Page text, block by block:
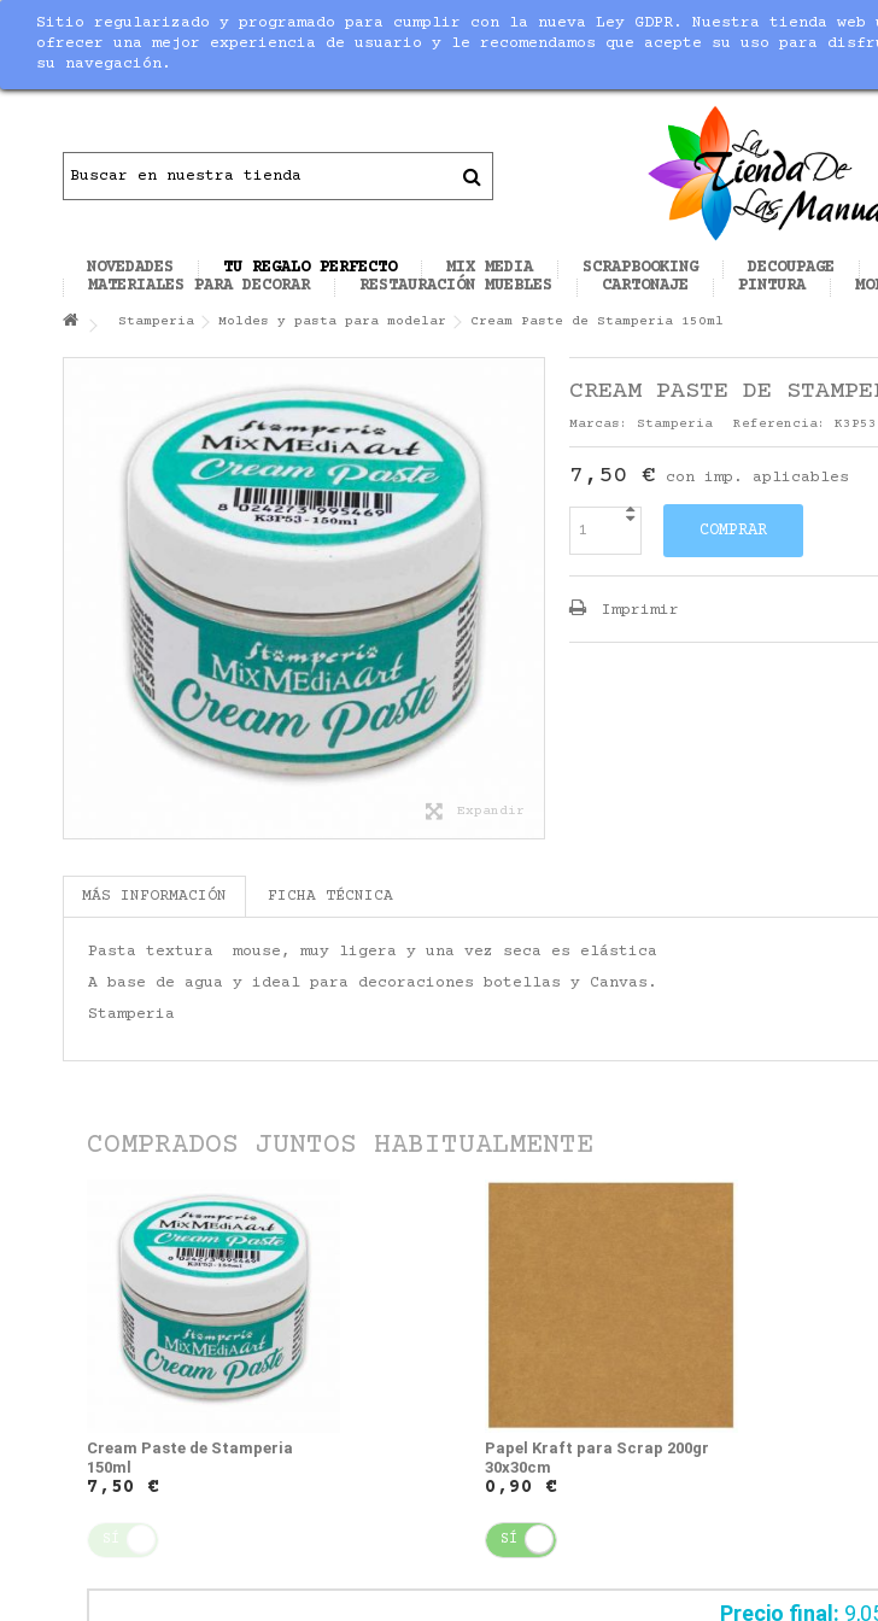
Notice : Undefined index: max_amount in/home/nuevaltm/public_html/modules/sequracheckout/
Sitio regularizado y programado para cumplir con la nueva Ley GDPR. Nuestra tienda
ofrecer una mejor experiencia de usuario y le recomendamos que acepte su uso para
su navegación.
Contacto
NOVEDADES TU REGALO PERFECTO MIX MEDIA SCRAPBOOKING DECOUPAGE
MATERIALES PARA DECORAR
RESTAURACIÓN MUEBLES CARTONAJE PINTURA
Stamperia Moldes y pasta para modelar Cream Paste de Stamperia 150ml
Expandir
CREAM PASTE DE
Marcas: Stamperia Referencia: K3P53
7,50 € con imp. aplicables
COMPRAR
Imprimir
MÁS INFORMACIÓN FICHA TÉCNICA
Pasta textura mouse, muy ligera y una vez seca es elástica
A base de agua y ideal para decoraciones botellas y Canvas.
Stamperia
COMPRADOS JUNTOS HABITUALMENTE
Cream Paste de Stamperia
150ml
7,50 €
SÍ
Papel Kraft para Scrap 200gr
30x30cm
0,90 €
SÍ
Precio final: